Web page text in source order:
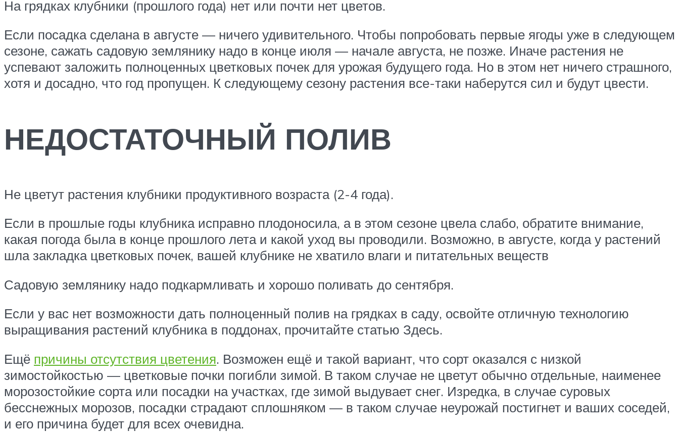
На грядках клубники (прошлого года) нет или почти нет цветов.
Если посадка сделана в августе — ничего удивительного. Чтобы попробовать первые ягоды уже в следующем
сезоне, сажать садовую землянику надо в конце июля — начале августа, не позже. Иначе растения не
успевают заложить полноценных цветковых почек для урожая будущего года. Но в этом нет ничего страшного,
хотя и досадно, что год пропущен. К следующему сезону растения все-таки наберутся сил и будут цвести.
НЕДОСТАТОЧНЫЙ ПОЛИВ
Не цветут растения клубники продуктивного возраста (2-4 года).
Если в прошлые годы клубника исправно плодоносила, а в этом сезоне цвела слабо, обратите внимание,
какая погода была в конце прошлого лета и какой уход вы проводили. Возможно, в августе, когда у растений
шла закладка цветковых почек, вашей клубнике не хватило влаги и питательных веществ
Садовую землянику надо подкармливать и хорошо поливать до сентября.
Если у вас нет возможности дать полноценный полив на грядках в саду, освойте отличную технологию
выращивания растений клубника в поддонах, прочитайте статью Здесь.
Ещё причины отсутствия цветения. Возможен ещё и такой вариант, что сорт оказался с низкой
зимостойкостью — цветковые почки погибли зимой. В таком случае не цветут обычно отдельные, наименее
морозостойкие сорта или посадки на участках, где зимой выдувает снег. Изредка, в случае суровых
бесснежных морозов, посадки страдают сплошняком — в таком случае неурожай постигнет и ваших соседей,
и его причина будет для всех очевидна.